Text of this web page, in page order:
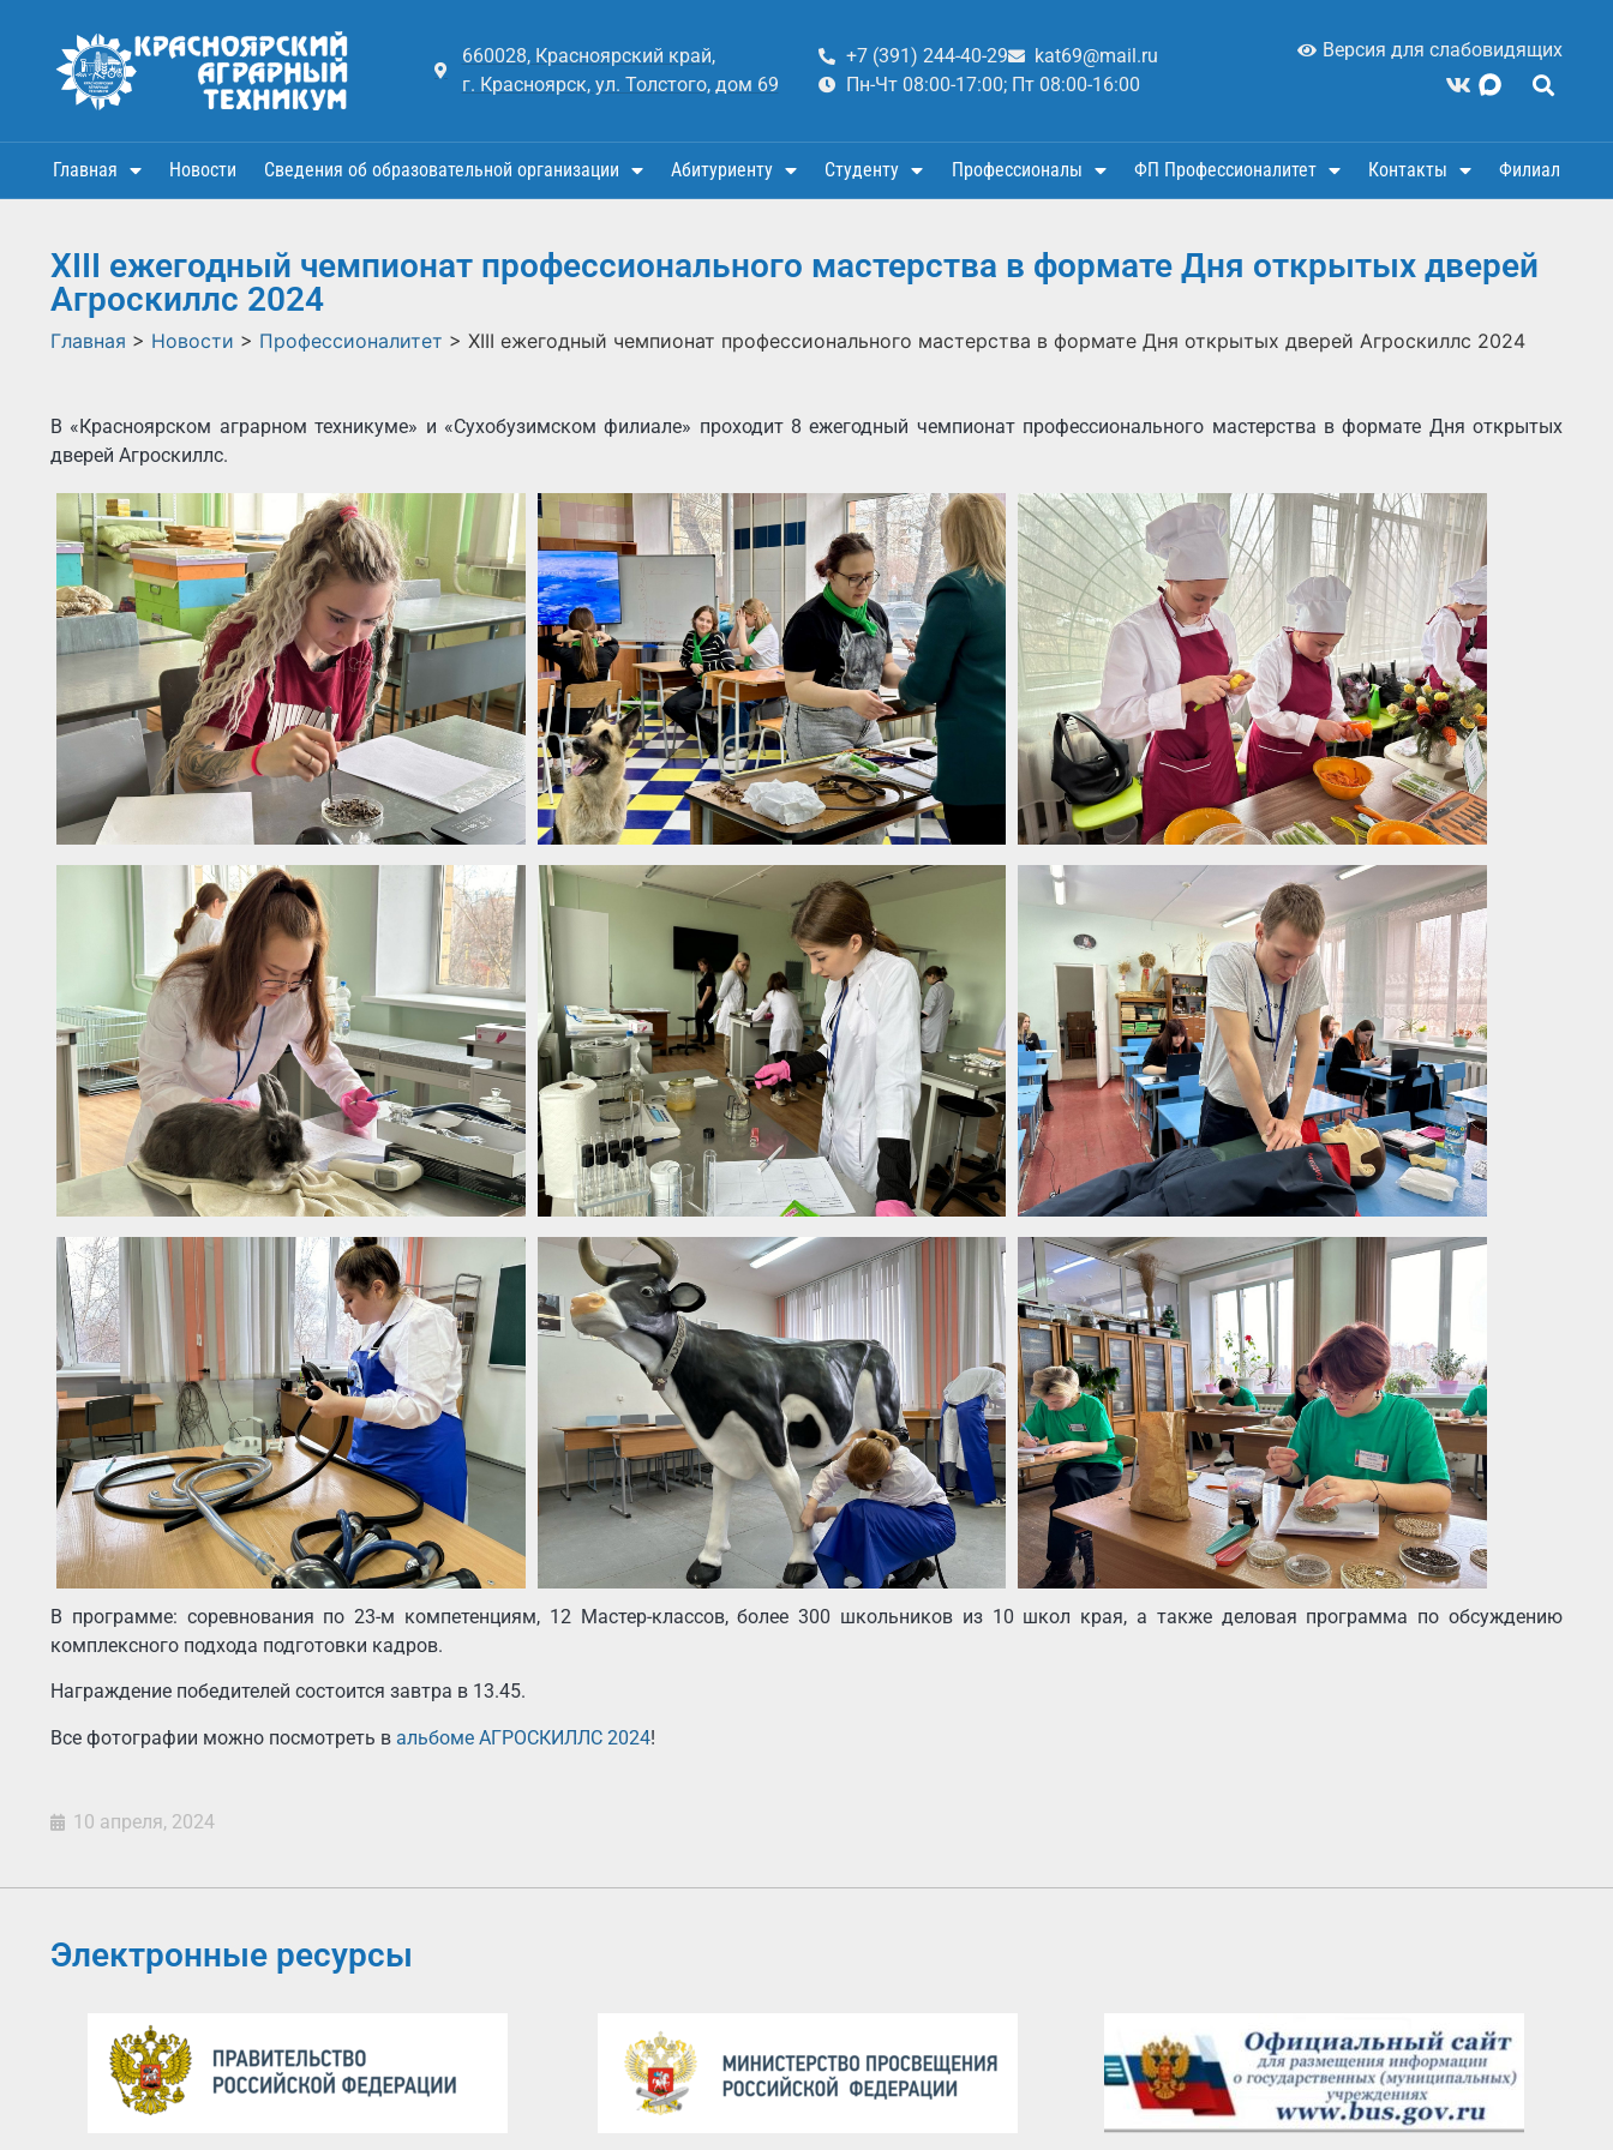
660028, Красноярский край,
г. Красноярск, ул. Толстого, дом 69
+7 (391) 244-40-29
kat69@mail.ru
Пн-Чт 08:00-17:00; Пт 08:00-16:00
Версия для слабовидящих
Главная Новости Сведения об образовательной организации Абитуриенту Студенту Профессионалы ФП Профессионалитет Контакты Филиал
ХIII ежегодный чемпионат профессионального мастерства в формате Дня открытых дверей
Агроскиллс 2024
Главная > Новости > Профессионалитет > ХIII ежегодный чемпионат профессионального мастерства в формате Дня открытых дверей Агроскиллс 2024
В «Красноярском аграрном техникуме» и «Сухобузимском филиале» проходит 8 ежегодный чемпионат профессионального мастерства в формате Дня открытых
дверей Агроскиллс.
В программе: соревнования по 23-м компетенциям, 12 Мастер-классов, более 300 школьников из 10 школ края, а также деловая программа по обсуждению
комплексного подхода подготовки кадров.
Награждение победителей состоится завтра в 13.45.
Все фотографии можно посмотреть в альбоме АГРОСКИЛЛС 2024!
10 апреля, 2024
Электронные ресурсы